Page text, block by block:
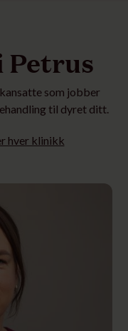
Petrus
som jobber
til dyret ditt.
hver klinikk